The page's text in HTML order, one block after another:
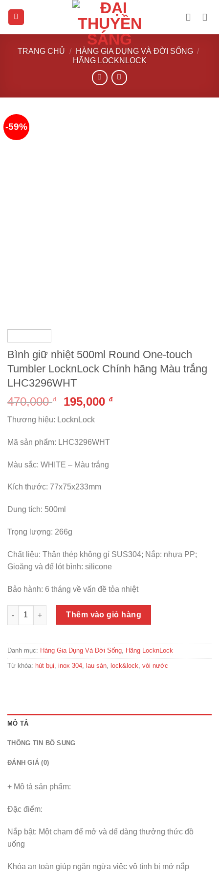
TRANG CHỦ / HÀNG GIA DỤNG VÀ ĐỜI SỐNG /
HÃNG LOCKNLOCK
-59%
Bình giữ nhiệt 500ml Round One-touch
Tumbler LocknLock Chính hãng Màu trắng
LHC3296WHT
470,000₫ 195,000 ₫
Thương hiệu: LocknLock
Mã sản phẩm: LHC3296WHT
Màu sắc: WHITE – Màu trắng
Kích thước: 77x75x233mm
Dung tích: 500ml
Trọng lượng: 266g
Chất liệu: Thân thép không gỉ SUS304; Nắp: nhựa PP;
Gioăng và đế lót bình: silicone
Bảo hành: 6 tháng về vấn đề tỏa nhiệt
Bình giữ nhiệt 500ml Round One-touch Tumbler LocknLock
Thêm vào giỏ hàng
Danh mục: Hàng Gia Dụng Và Đời Sống, Hãng LocknLock
Từ khóa: hút bụi, inox 304, lau sàn, lock&lock, vòi nước
MÔ TẢ
THÔNG TIN BỔ SUNG
ĐÁNH GIÁ (0)
+ Mô tả sản phẩm:
Đặc điểm:
Nắp bật: Một chạm để mở và dể dàng thưởng thức đồ
uống
Khóa an toàn giúp ngăn ngừa việc vô tình bị mở nắp